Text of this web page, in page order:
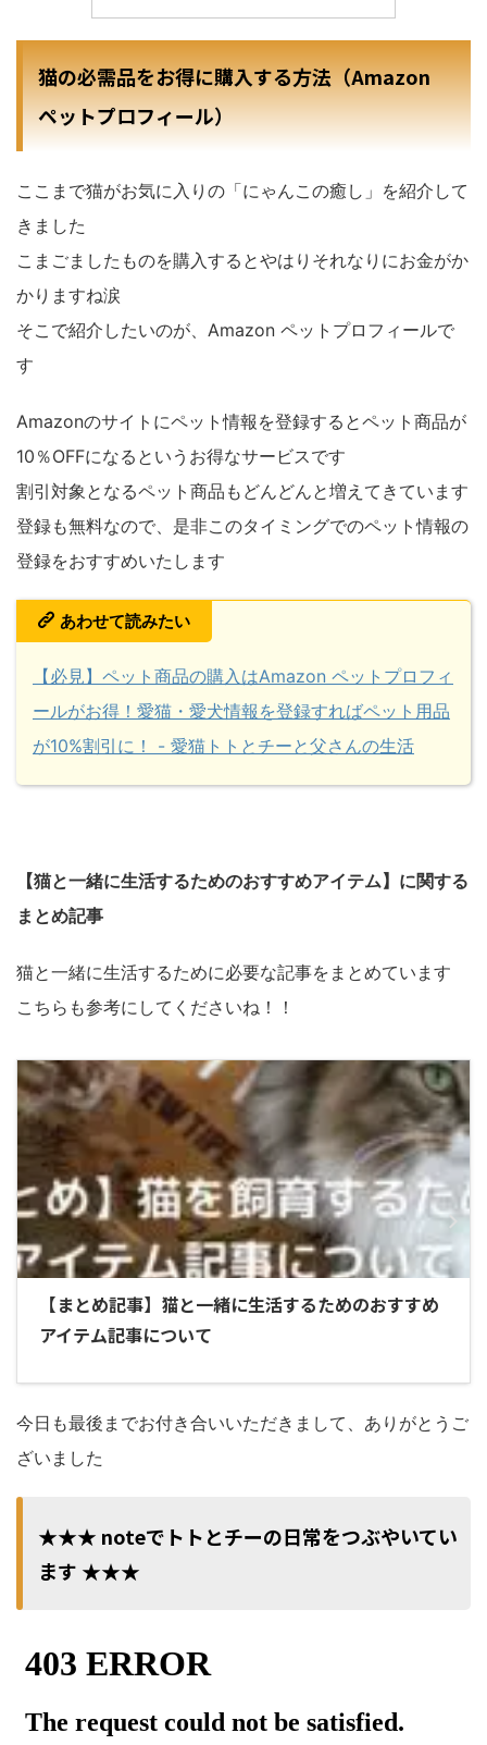
猫の必需品をお得に購入する方法（Amazon
ペットプロフィール）
ここまで猫がお気に入りの「にゃんこの癒し」を紹介して
きました
こまごましたものを購入するとやはりそれなりにお金がか
かりますね涙
そこで紹介したいのが、Amazon ペットプロフィールで
す
Amazonのサイトにペット情報を登録するとペット商品が
10％OFFになるというお得なサービスです
割引対象となるペット商品もどんどんと増えてきています
登録も無料なので、是非このタイミングでのペット情報の
登録をおすすめいたします
あわせて読みたい
【必見】ペット商品の購入はAmazon ペットプロフィ
ールがお得！愛猫・愛犬情報を登録すればペット用品
が10%割引に！ - 愛猫トトとチーと父さんの生活
【猫と一緒に生活するためのおすすめアイテム】に関する
まとめ記事
猫と一緒に生活するために必要な記事をまとめています
こちらも参考にしてくださいね！！
【まとめ記事】猫と一緒に生活するためのおすすめ
アイテム記事について
今日も最後までお付き合いいただきまして、ありがとうご
ざいました
★★★ noteでトトとチーの日常をつぶやいてい
ます ★★★